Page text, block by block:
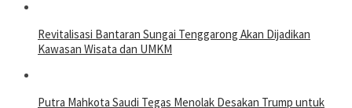
Revitalisasi Bantaran Sungai Tenggarong Akan Dijadikan
Kawasan Wisata dan UMKM
Putra Mahkota Saudi Tegas Menolak Desakan Trump untuk